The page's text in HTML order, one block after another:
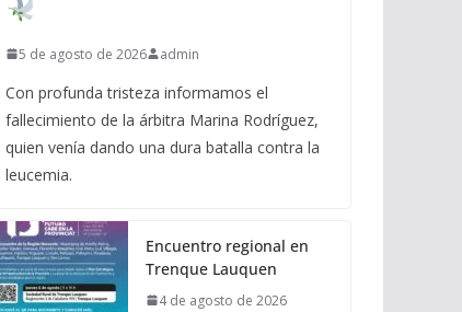
5 de agosto de 2026 admin
Con profunda tristeza informamos el
fallecimiento de la árbitra Marina Rodríguez,
quien venía dando una dura batalla contra la
leucemia.
Encuentro regional en
Trenque Lauquen
4 de agosto de 2026